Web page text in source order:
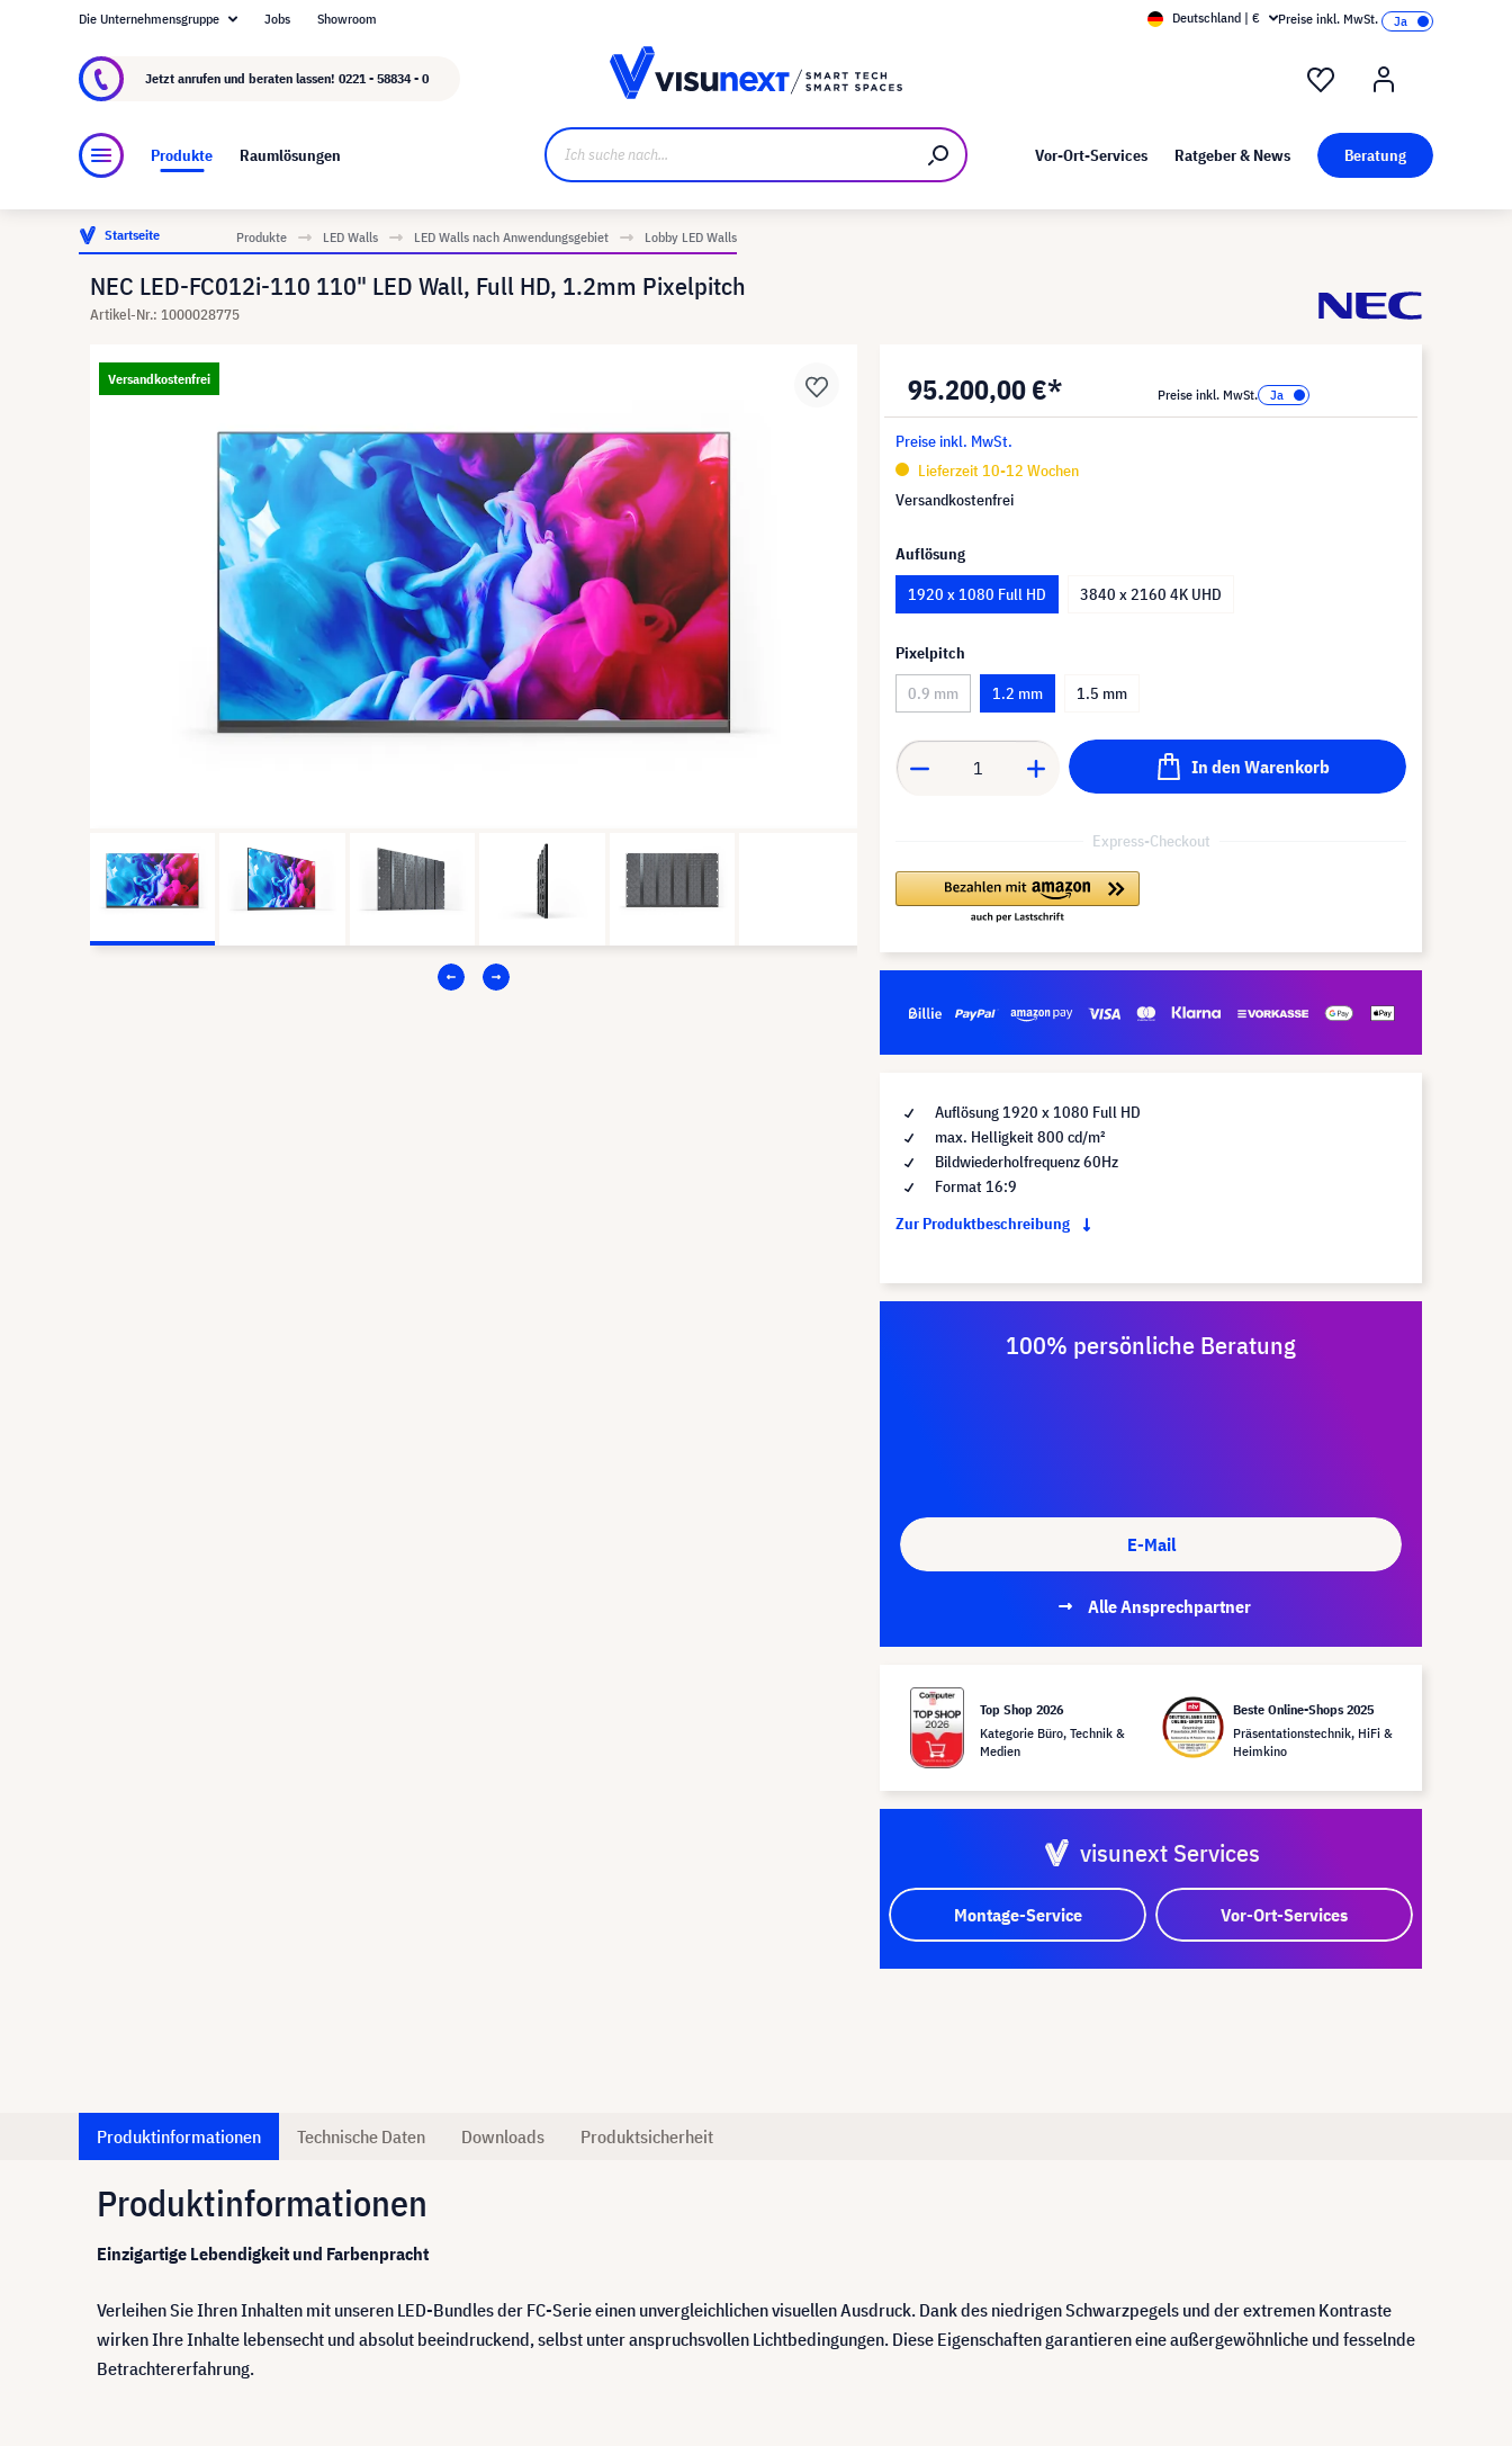
Über visunext.de Kunst bei visunext
Die Unternehmensgruppe Jobs Showroom Deutschland | € Preise inkl. MwSt.
Jetzt anrufen und beraten lassen! 0221 - 58834 - 0
Produkte Raumlösungen Vor-Ort-Services Ratgeber & News Beratung
Startseite Produkte LED Walls LED Walls nach Anwendungsgebiet Lobby LED Walls
NEC LED-FC012i-110 110" LED Wall, Full HD, 1.2mm Pixelpitch
Artikel-Nr.: 1000028775
Versandkostenfrei 95.200,00 €* Preise inkl. MwSt.
Preise inkl. MwSt.
Lieferzeit 10-12 Wochen
Versandkostenfrei
Auflösung
1920 x 1080 Full HD
3840 x 2160 4K UHD
Pixelpitch
0.9 mm
1.2 mm 1.5 mm
In den Warenkorb
Express-Checkout
Auflösung 1920 x 1080 Full HD
max. Helligkeit 800 cd/m²
Bildwiederholfrequenz 60Hz
Format 16:9
Zur Produktbeschreibung
100% persönliche Beratung
E-Mail
Alle Ansprechpartner
Top Shop 2026
Kategorie Büro, Technik &
Medien
Beste Online-Shops 2025
Präsentationstechnik, HiFi &
Heimkino
visunext Services
Montage-Service Vor-Ort-Services
Produktinformationen Technische Daten Downloads Produktsicherheit
Produktinformationen
Einzigartige Lebendigkeit und Farbenpracht
Verleihen Sie Ihren Inhalten mit unseren LED-Bundles der FC-Serie einen unvergleichlichen visuellen Ausdruck. Dank des niedrigen Schwarzpegels und der extremen Kontraste
wirken Ihre Inhalte lebensecht und absolut beeindruckend, selbst unter anspruchsvollen Lichtbedingungen. Diese Eigenschaften garantieren eine außergewöhnliche und fesselnde
Betrachtererfahrung.